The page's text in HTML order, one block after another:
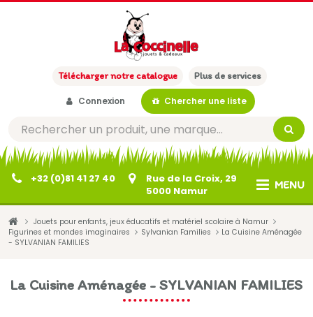
Télécharger notre catalogue Plus de services
Connexion Chercher une liste
MENU
+32 (0)81 41 27 40
Rue de la Croix, 29
5000 Namur
Jouets pour enfants, jeux éducatifs et matériel scolaire à Namur
Figurines et mondes imaginaires
Sylvanian Families
La Cuisine Aménagée
- SYLVANIAN FAMILIES
La Cuisine Aménagée - SYLVANIAN FAMILIES